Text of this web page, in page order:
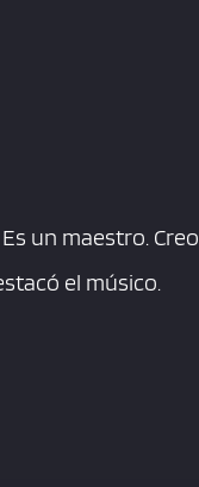
un maestro. Creo
el músico.